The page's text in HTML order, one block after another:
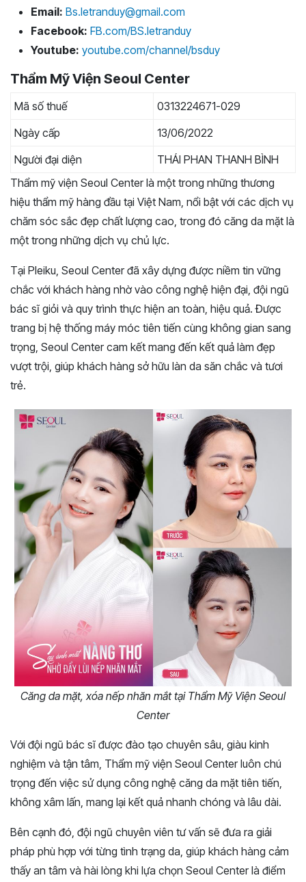
Email: Bs.letranduy@gmail.com
Facebook: FB.com/BS.letranduy
Youtube: youtube.com/channel/bsduy
Thẩm Mỹ Viện Seoul Center
Mã số thuế
0313224671-029
Ngày cấp
13/06/2022
Người đại diện
THÁI PHAN THANH BÌNH
Thẩm mỹ viện Seoul Center là một trong những thương
hiệu thẩm mỹ hàng đầu tại Việt Nam, nổi bật với các dịch vụ
chăm sóc sắc đẹp chất lượng cao, trong đó căng da mặt là
một trong những dịch vụ chủ lực.
Tại Pleiku, Seoul Center đã xây dựng được niềm tin vững
chắc với khách hàng nhờ vào công nghệ hiện đại, đội ngũ
bác sĩ giỏi và quy trình thực hiện an toàn, hiệu quả. Được
trang bị hệ thống máy móc tiên tiến cùng không gian sang
trọng, Seoul Center cam kết mang đến kết quả làm đẹp
vượt trội, giúp khách hàng sở hữu làn da săn chắc và tươi
trẻ.
Căng da mặt, xóa nếp nhăn mắt tại Thẩm Mỹ Viện Seoul
Center
Với đội ngũ bác sĩ được đào tạo chuyên sâu, giàu kinh
nghiệm và tận tâm, Thẩm mỹ viện Seoul Center luôn chú
trọng đến việc sử dụng công nghệ căng da mặt tiên tiến,
không xâm lấn, mang lại kết quả nhanh chóng và lâu dài.
Bên cạnh đó, đội ngũ chuyên viên tư vấn sẽ đưa ra giải
pháp phù hợp với từng tình trạng da, giúp khách hàng cảm
thấy an tâm và hài lòng khi lựa chọn Seoul Center là điểm